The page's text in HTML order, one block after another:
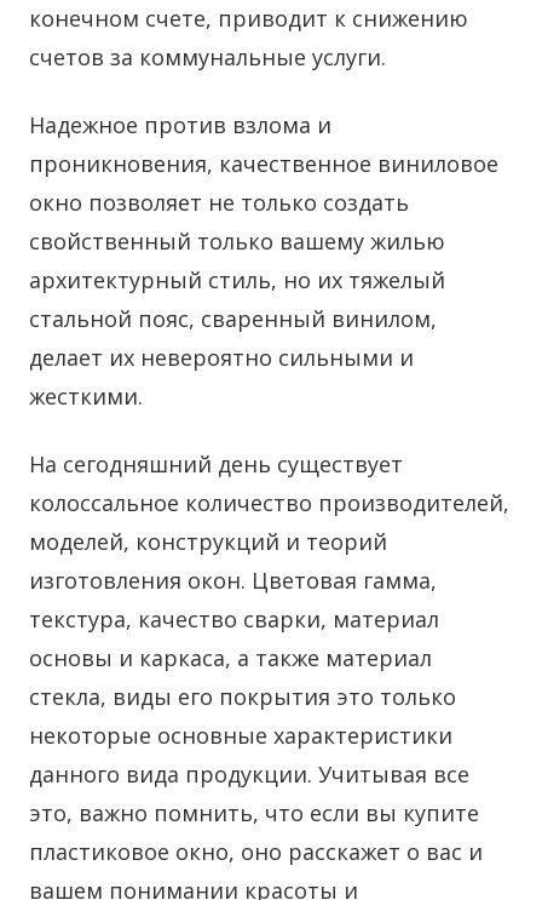
конечном счете, приводит к снижению
счетов за коммунальные услуги.
Надежное против взлома и
проникновения, качественное виниловое
окно позволяет не только создать
свойственный только вашему жилью
архитектурный стиль, но их тяжелый
стальной пояс, сваренный винилом,
делает их невероятно сильными и
жесткими.
На сегодняшний день существует
колоссальное количество производителей,
моделей, конструкций и теорий
изготовления окон. Цветовая гамма,
текстура, качество сварки, материал
основы и каркаса, а также материал
стекла, виды его покрытия это только
некоторые основные характеристики
данного вида продукции. Учитывая все
это, важно помнить, что если вы купите
пластиковое окно, оно расскажет о вас и
вашем понимании красоты и